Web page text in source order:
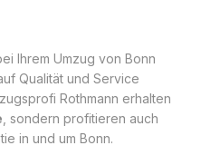
Ihrem Umzug von Bonn
Qualität und Service
Rothmann erhalten
, sondern profitieren auch
in und um Bonn.